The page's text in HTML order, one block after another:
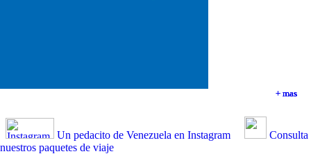
+ mas
+ mas
+ mas
+ mas
Un pedacito de Venezuela en Instagram
Consulta
nuestros paquetes de viaje